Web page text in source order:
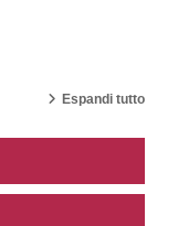
Espandi tutto